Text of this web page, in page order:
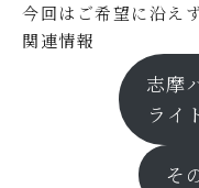
今回はご希望に沿え
関連情報
志摩
ライ
そ